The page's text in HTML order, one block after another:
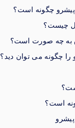
پیشرو چگونه است؟
چیست؟
چگونه می توان دید؟
است؟